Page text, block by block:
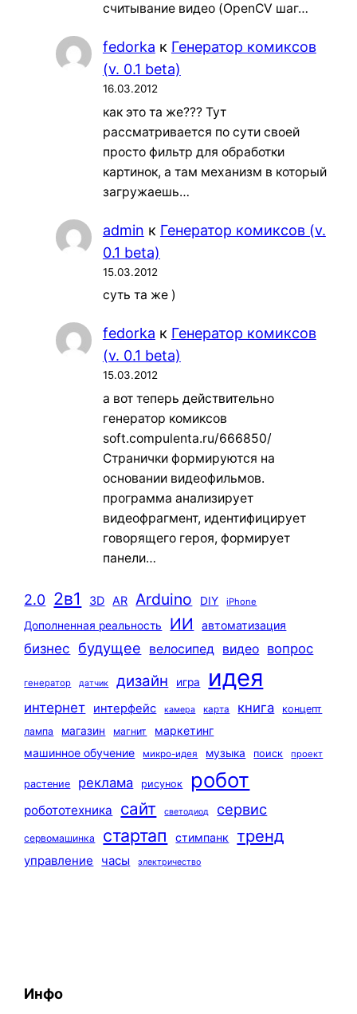
считывание видео (OpenCV шаг…
fedorka к Генератор комиксов
(v. 0.1 beta)
16.03.2012
как это та же??? Тут
рассматривается по сути своей
просто фильтр для обработки
картинок, а там механизм в который
загружаешь…
admin к Генератор комиксов (v.
0.1 beta)
15.03.2012
суть та же )
fedorka к Генератор комиксов
(v. 0.1 beta)
15.03.2012
а вот теперь действительно
генератор комиксов
soft.compulenta.ru/666850/
Странички формируются на
основании видеофильмов.
программа анализирует
видеофрагмент, идентифицирует
говорящего героя, формирует
панели…
2.0 2в1 3D AR Arduino DIY iPhone
Дополненная реальность ИИ автоматизация
бизнес будущее велосипед видео вопрос
генератор датчик дизайн игра идея
интернет интерфейс камера карта книга
концепт
лампа
магазин магнит
маркетинг
машинное обучение
микро-идея музыка поиск проект
растение реклама рисунок робот
робототехника сайт светодиод сервис
сервомашинка стартап стимпанк тренд
управление часы электричество
Инфо